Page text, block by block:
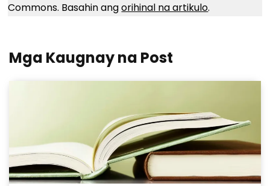
Commons. Basahin angorihinal na artikulo.
Mga Kaugnay na Post